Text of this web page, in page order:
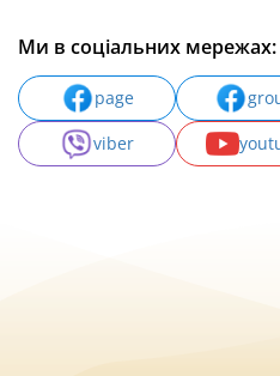
Ми в соціальних мережах:
page
viber